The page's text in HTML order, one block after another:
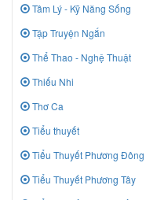
Tâm Lý - Kỹ Năng Sống
Tập Truyện Ngắn
Thể Thao - Nghệ Thuật
Thiếu Nhi
Thơ Ca
Tiểu thuyết
Tiểu Thuyết Phương Đông
Tiểu Thuyết Phương Tây